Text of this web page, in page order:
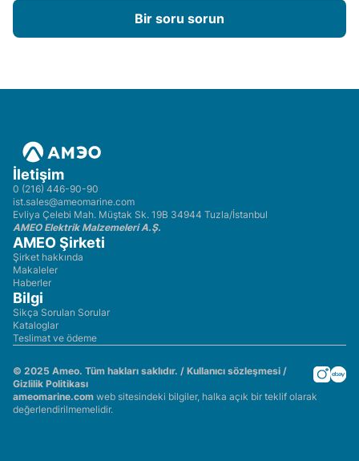
Bir soru sorun
İletişim
0 (216) 446-90-90
ist.sales@ameomarine.com
Evliya Çelebi Mah. Müştak Sk. 19B 34944 Tuzla/İstanbul
AMEO Elektrik Malzemeleri A.Ş.
AMEO Şirketi
Şirket hakkında
Makaleler
Haberler
Bilgi
Sikça Sorulan Sorular
Kataloglar
Teslimat ve ödeme
© 2025 Ameo. Tüm hakları saklıdır. / Kullanıcı sözleşmesi /
Gizlilik Politikası
ameomarine.com web sitesindeki bilgiler, halka açık bir teklif olarak
değerlendirilmemelidir.